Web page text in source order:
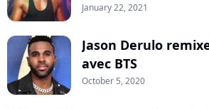
January 22, 2021
Jason Derulo
avec BTS
October 5, 2020